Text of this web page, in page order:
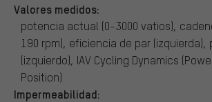
Valores medidos:
potencia actual (0-3000 vatios),
190 rpm), eficiencia de par
(izquierdo), IAV Cycling Dynamics
Position)
Impermeabilidad: